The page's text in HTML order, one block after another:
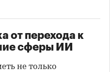
от перехода к
сферы ИИ
не только